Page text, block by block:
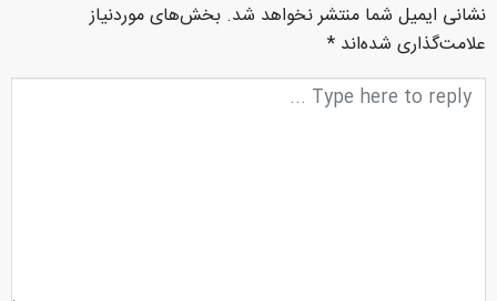
نشانی ایمیل شما منتشر نخواهد شد. بخش‌های موردنیاز
علامت‌گذاری شده‌اند *
متن